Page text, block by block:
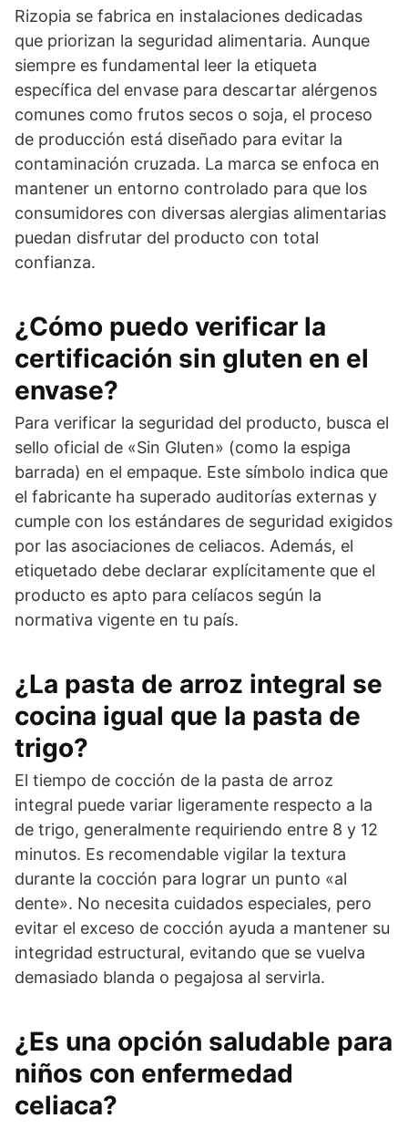
Rizopia se fabrica en instalaciones dedicadas
que priorizan la seguridad alimentaria. Aunque
siempre es fundamental leer la etiqueta
específica del envase para descartar alérgenos
comunes como frutos secos o soja, el proceso
de producción está diseñado para evitar la
contaminación cruzada. La marca se enfoca en
mantener un entorno controlado para que los
consumidores con diversas alergias alimentarias
puedan disfrutar del producto con total
confianza.
¿Cómo puedo verificar la
certificación sin gluten en el
envase?
Para verificar la seguridad del producto, busca el
sello oficial de «Sin Gluten» (como la espiga
barrada) en el empaque. Este símbolo indica que
el fabricante ha superado auditorías externas y
cumple con los estándares de seguridad exigidos
por las asociaciones de celiacos. Además, el
etiquetado debe declarar explícitamente que el
producto es apto para celíacos según la
normativa vigente en tu país.
¿La pasta de arroz integral se
cocina igual que la pasta de
trigo?
El tiempo de cocción de la pasta de arroz
integral puede variar ligeramente respecto a la
de trigo, generalmente requiriendo entre 8 y 12
minutos. Es recomendable vigilar la textura
durante la cocción para lograr un punto «al
dente». No necesita cuidados especiales, pero
evitar el exceso de cocción ayuda a mantener su
integridad estructural, evitando que se vuelva
demasiado blanda o pegajosa al servirla.
¿Es una opción saludable para
niños con enfermedad
celiaca?